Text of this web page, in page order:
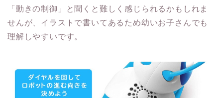
「動きの制御」と聞くと難しく感じられるかもしれま
せんが、イラストで書いてあるため幼いお子さんでも
理解しやすいです。